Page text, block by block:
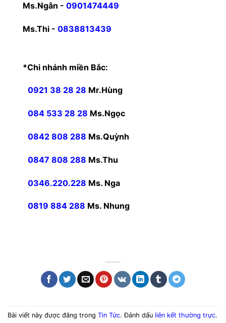
Ms.Ngân - 0901474449
Ms.Thi - 0838813439
*Chi nhánh miền Bắc:
0921 38 28 28 Mr.Hùng
084 533 28 28 Ms.Ngọc
0842 808 288 Ms.Quỳnh
0847 808 288 Ms.Thu
0346.220.228 Ms. Nga
0819 884 288 Ms. Nhung
Bài viết này được đăng trong Tin Tức. Đánh dấu liên kết thường trực.